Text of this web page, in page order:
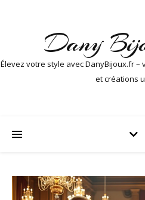
Dany
Élevez votre style avec DanyBijoux.fr
et créations